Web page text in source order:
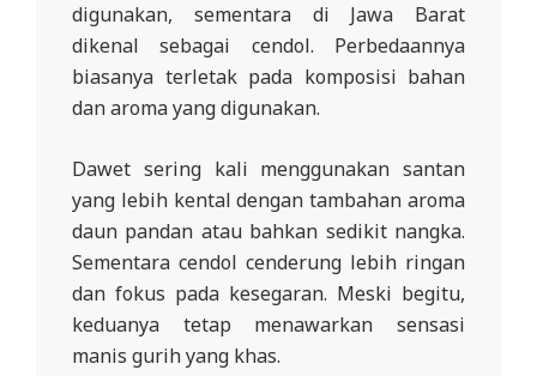
digunakan, sementara di Jawa Barat
dikenal sebagai cendol. Perbedaannya
biasanya terletak pada komposisi bahan
dan aroma yang digunakan.
Dawet sering kali menggunakan santan
yang lebih kental dengan tambahan aroma
daun pandan atau bahkan sedikit nangka.
Sementara cendol cenderung lebih ringan
dan fokus pada kesegaran. Meski begitu,
keduanya tetap menawarkan sensasi
manis gurih yang khas.